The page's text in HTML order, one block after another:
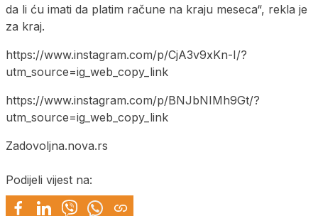
da li ću imati da platim račune na kraju meseca“, rekla je
za kraj.
https://www.instagram.com/p/CjA3v9xKn-I/?
utm_source=ig_web_copy_link
https://www.instagram.com/p/BNJbNIMh9Gt/?
utm_source=ig_web_copy_link
Zadovoljna.nova.rs
Podijeli vijest na: